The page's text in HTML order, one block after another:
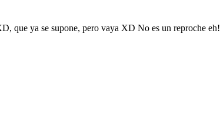
que ya se supone, pero vaya XD No es un reproche